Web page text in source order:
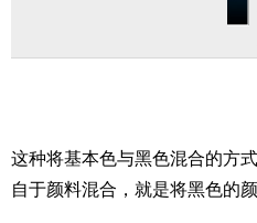
这种将基本色与黑色混合的方
自于颜料混合，就是将黑色的